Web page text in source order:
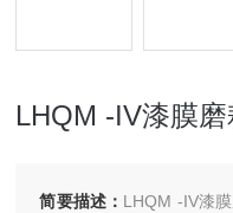
LHQM -IV漆膜磨
简要描述： LHQM -IV漆